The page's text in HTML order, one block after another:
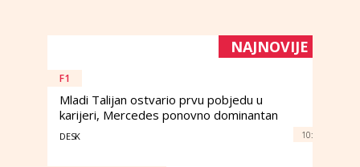
NAJNOVIJE
F1
Mladi Talijan ostvario prvu pobjedu u
karijeri, Mercedes ponovno dominantan
DESK 10: